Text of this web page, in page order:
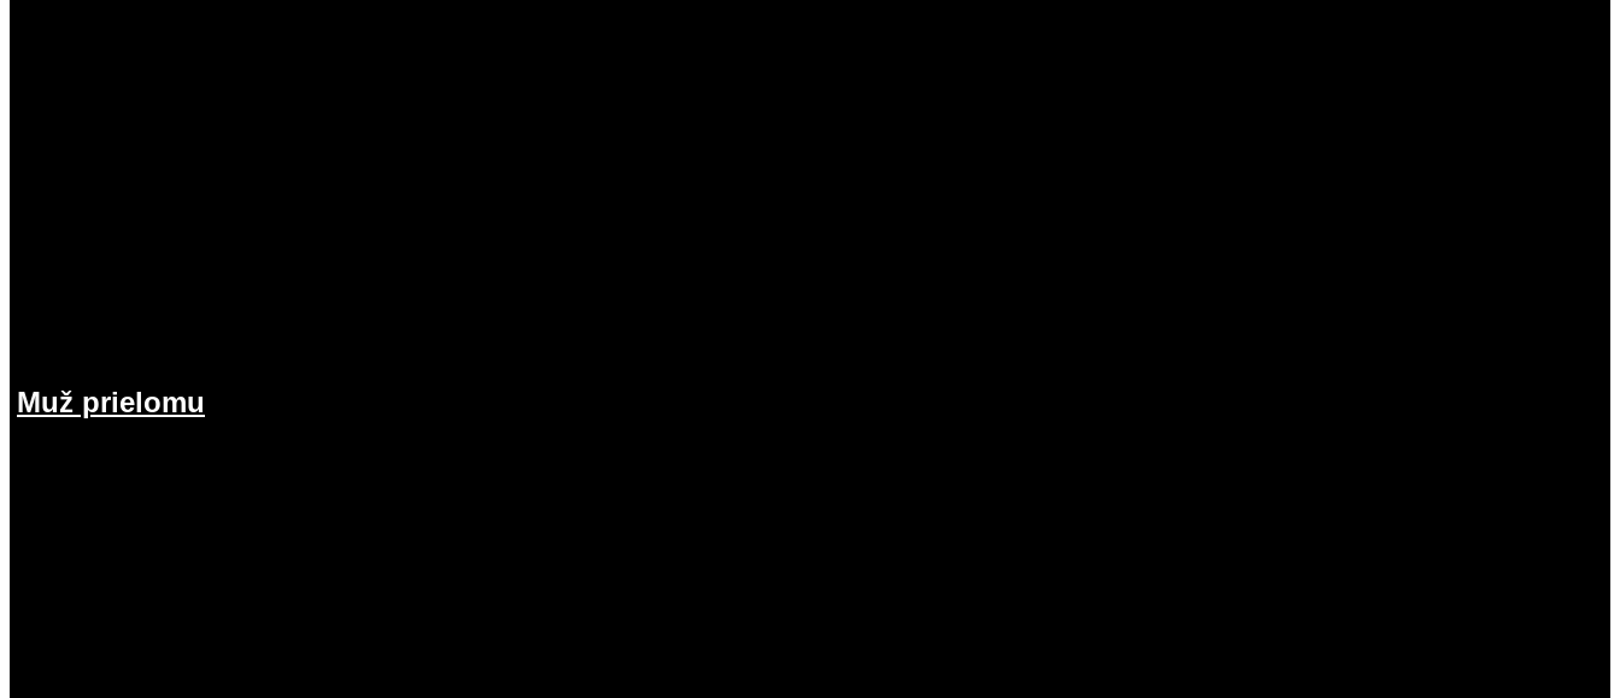
Muž prielomu